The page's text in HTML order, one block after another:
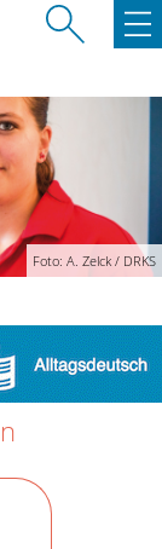
Foto: A. Zelck / DRKS